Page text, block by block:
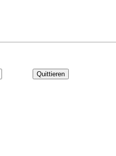
Quittieren